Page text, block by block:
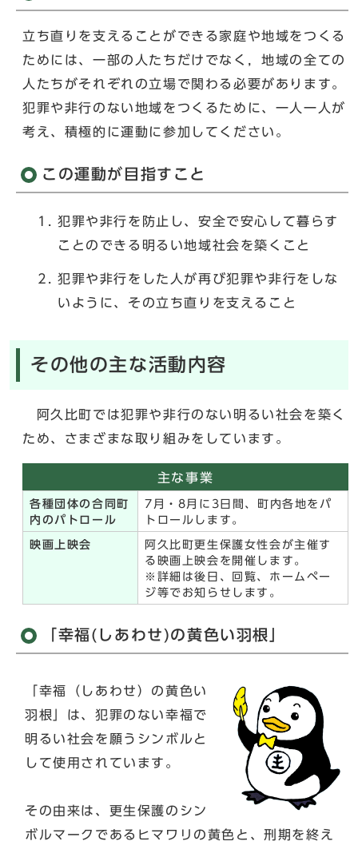
立ち直りを支えることができる家庭や地域をつくる
ためには、一部の人たちだけでなく，地域の全ての
人たちがそれぞれの立場で関わる必要があります。
犯罪や非行のない地域をつくるために、一人一人が
考え、積極的に運動に参加してください。
この運動が目指すこと
犯罪や非行を防止し、安全で安心して暮らす
ことのできる明るい地域社会を築くこと
犯罪や非行をした人が再び犯罪や非行をしな
いように、その立ち直りを支えること
その他の主な活動内容
阿久比町では犯罪や非行のない明るい社会を築く
ため、さまざまな取り組みをしています。
主な事業
各種団体の合同町
内のパトロール
7月・8月に3日間、町内各地をパ
トロールします。
映画上映会
阿久比町更生保護女性会が主催す
る映画上映会を開催します。
※詳細は後日、回覧、ホームペー
ジ等でお知らせします。
「幸福(しあわせ)の黄色い羽根」
「幸福（しあわせ）の黄色い
羽根」は、犯罪のない幸福で
明るい社会を願うシンボルと
して使用されています。
その由来は、更生保護のシン
ボルマークであるヒマワリの黄色と、刑期を終え